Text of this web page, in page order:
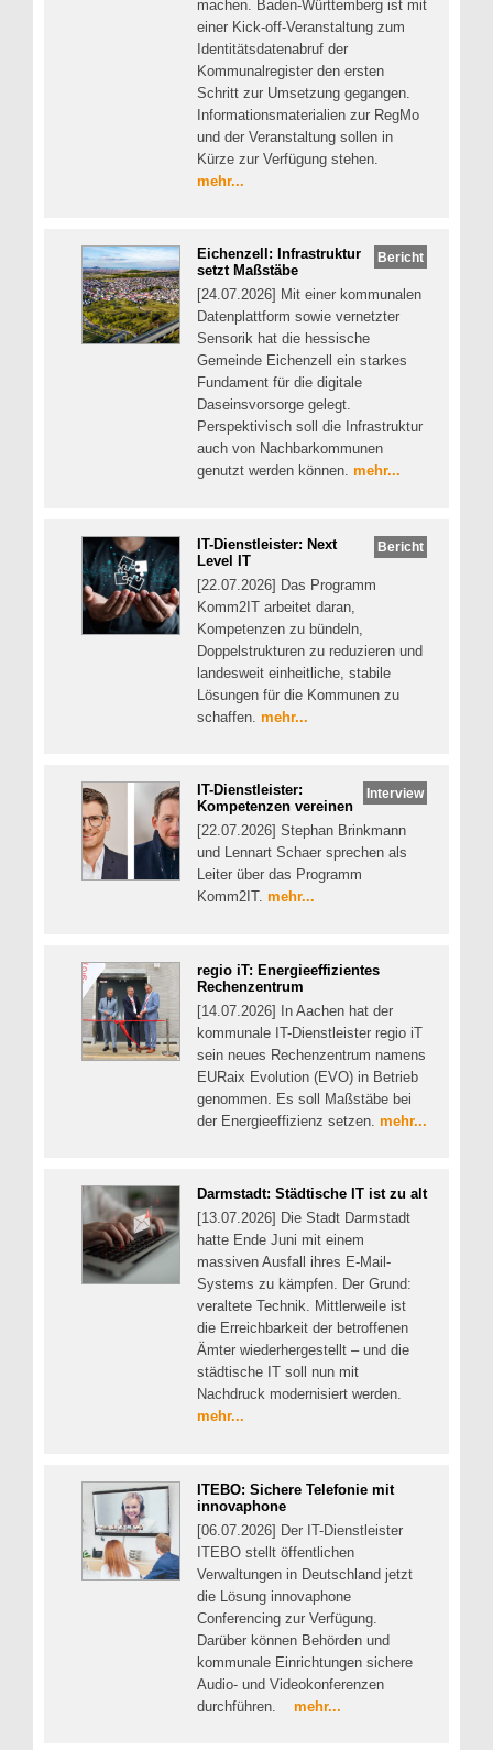
machen. Baden-Württemberg ist mit
einer Kick-off-Veranstaltung zum
Identitätsdatenabruf der
Kommunalregister den ersten
Schritt zur Umsetzung gegangen.
Informationsmaterialien zur RegMo
und der Veranstaltung sollen in
Kürze zur Verfügung stehen.
mehr...
Bericht
Eichenzell: Infrastruktur
setzt Maßstäbe
[24.07.2026] Mit einer kommunalen
Datenplattform sowie vernetzter
Sensorik hat die hessische
Gemeinde Eichenzell ein starkes
Fundament für die digitale
Daseinsvorsorge gelegt.
Perspektivisch soll die Infrastruktur
auch von Nachbarkommunen
genutzt werden können. mehr...
Bericht
IT-Dienstleister: Next
Level IT
[22.07.2026] Das Programm
Komm2IT arbeitet daran,
Kompetenzen zu bündeln,
Doppelstrukturen zu reduzieren und
landesweit einheitliche, stabile
Lösungen für die Kommunen zu
schaffen. mehr...
Interview
IT-Dienstleister:
Kompetenzen vereinen
[22.07.2026] Stephan Brinkmann
und Lennart Schaer sprechen als
Leiter über das Programm
Komm2IT. mehr...
regio iT: Energieeffizientes
Rechenzentrum
[14.07.2026] In Aachen hat der
kommunale IT-Dienstleister regio iT
sein neues Rechenzentrum namens
EURaix Evolution (EVO) in Betrieb
genommen. Es soll Maßstäbe bei
der Energieeffizienz setzen. mehr...
Darmstadt: Städtische IT ist zu alt
[13.07.2026] Die Stadt Darmstadt
hatte Ende Juni mit einem
massiven Ausfall ihres E-Mail-
Systems zu kämpfen. Der Grund:
veraltete Technik. Mittlerweile ist
die Erreichbarkeit der betroffenen
Ämter wiederhergestellt – und die
städtische IT soll nun mit
Nachdruck modernisiert werden.
mehr...
ITEBO: Sichere Telefonie mit
innovaphone
[06.07.2026] Der IT-Dienstleister
ITEBO stellt öffentlichen
Verwaltungen in Deutschland jetzt
die Lösung innovaphone
Conferencing zur Verfügung.
Darüber können Behörden und
kommunale Einrichtungen sichere
Audio- und Videokonferenzen
durchführen. mehr...